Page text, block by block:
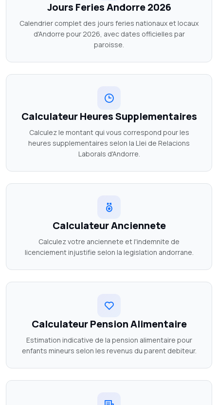
Jours Feries Andorre 2026
Calendrier complet des jours feries nationaux et locaux
d'Andorre pour 2026, avec dates officielles par
paroisse.
Calculateur Heures Supplementaires
Calculez le montant qui vous correspond pour les
heures supplementaires selon la Llei de Relacions
Laborals d'Andorre.
Calculateur Anciennete
Calculez votre anciennete et l'indemnite de
licenciement injustifie selon la legislation andorrane.
Calculateur Pension Alimentaire
Estimation indicative de la pension alimentaire pour
enfants mineurs selon les revenus du parent debiteur.